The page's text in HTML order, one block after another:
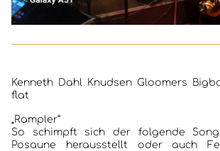
Kenneth Dahl Knudsen Gloomers
flat
„Rampler“
So schimpft sich der folgende
Posaune herausstellt oder auch